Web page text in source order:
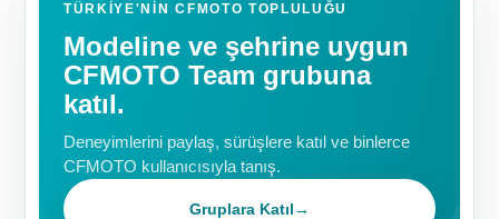
TÜRKIYE'NIN CFMOTO TOPLULUĞU
Modeline ve şehrine uygun
CFMOTO Team grubuna
katıl.
Deneyimlerini paylaş, sürüşlere katıl ve binlerce
CFMOTO kullanıcısıyla tanış.
Gruplara Katıl→